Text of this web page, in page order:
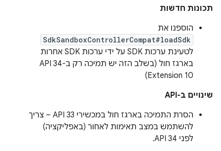
תכונות חדשות
הוספנו את
SdkSandboxControllerCompat#loadSdk
לטעינת ערכות SDK על ידי ערכות SDK אחרות
בארגז חול (בשלב הזה יש תמיכה רק ב-API 34
Extension 10)
שינויים ב-API
הסרת התמיכה בארגז חול במכשירי API 33 – צריך
להשתמש במצב תאימות לאחור (באפליקציה)
לפני API 34.